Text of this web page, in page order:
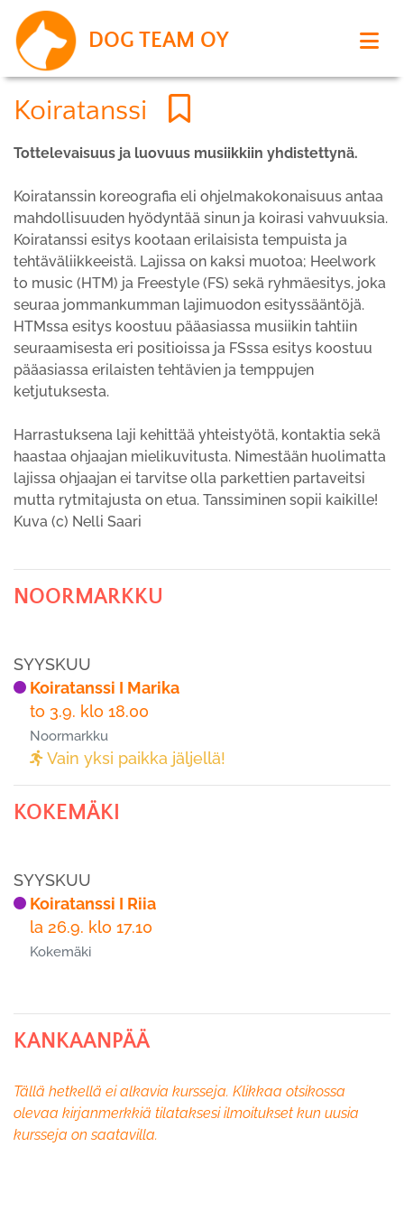
DOG TEAM OY
Koiratanssi
Tottelevaisuus ja luovuus musiikkiin yhdistettynä.
Koiratanssin koreografia eli ohjelmakokonaisuus antaa
mahdollisuuden hyödyntää sinun ja koirasi vahvuuksia.
Koiratanssi esitys kootaan erilaisista tempuista ja
tehtäväliikkeeistä. Lajissa on kaksi muotoa; Heelwork
to music (HTM) ja Freestyle (FS) sekä ryhmäesitys, joka
seuraa jommankumman lajimuodon esityssääntöjä.
HTMssa esitys koostuu pääasiassa musiikin tahtiin
seuraamisesta eri positioissa ja FSssa esitys koostuu
pääasiassa erilaisten tehtävien ja temppujen
ketjutuksesta.
Harrastuksena laji kehittää yhteistyötä, kontaktia sekä
haastaa ohjaajan mielikuvitusta. Nimestään huolimatta
lajissa ohjaajan ei tarvitse olla parkettien partaveitsi
mutta rytmitajusta on etua. Tanssiminen sopii kaikille!
Kuva (c) Nelli Saari
NOORMARKKU
SYYSKUU
Koiratanssi I Marika
to 3.9. klo 18.00
Noormarkku
Vain yksi paikka jäljellä!
KOKEMÄKI
SYYSKUU
Koiratanssi I Riia
la 26.9. klo 17.10
Kokemäki
KANKAANPÄÄ
Tällä hetkellä ei alkavia kursseja. Klikkaa otsikossa
olevaa kirjanmerkkiä tilataksesi ilmoitukset kun uusia
kursseja on saatavilla.